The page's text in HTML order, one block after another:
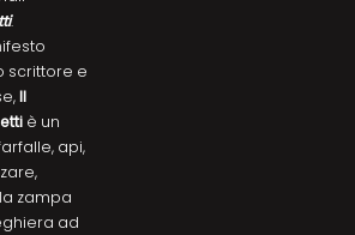
.
scrittore e
Il
è un
api,
zampa
ad